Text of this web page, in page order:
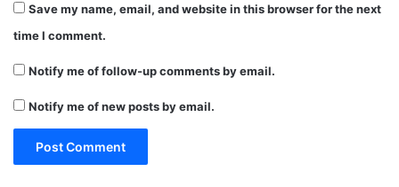
Save my name, email, and website in this browser for the next
time I comment.
Notify me of follow-up comments by email.
Notify me of new posts by email.